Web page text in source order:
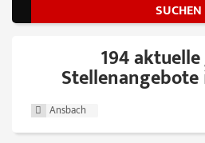
194 aktuelle
Ansbach